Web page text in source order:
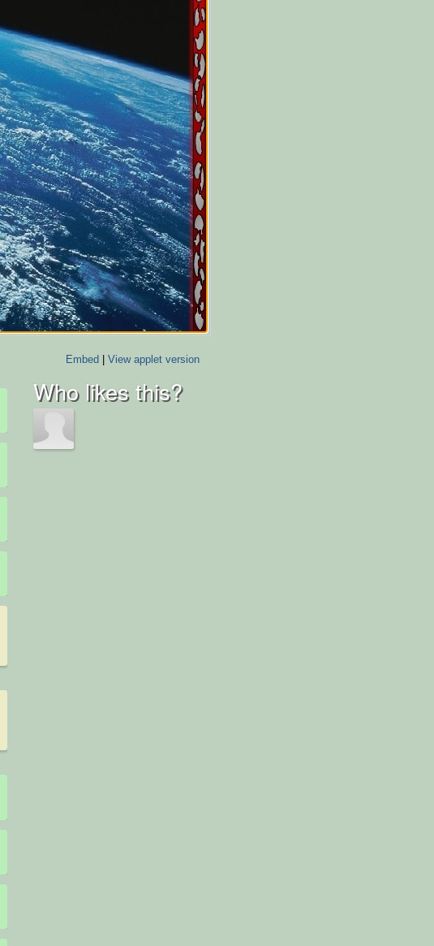
Embed |View applet version
Who likes this?